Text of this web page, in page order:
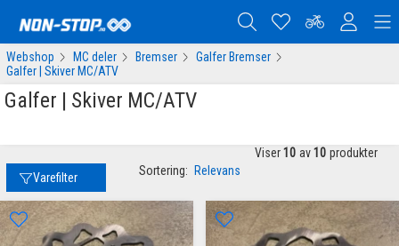
Webshop MC deler Bremser
Galfer Bremser
Galfer | Skiver MC/ATV
Galfer | Skiver MC/ATV
Varefilter Sortering: Relevans
Viser 10 av 10 produkter